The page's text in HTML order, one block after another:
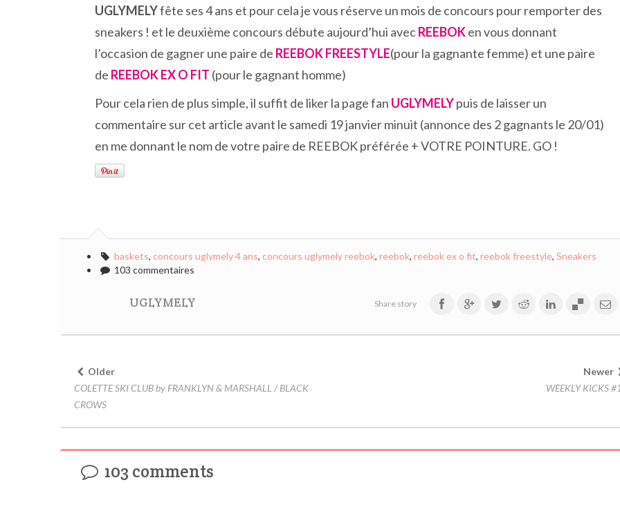
UGLYMELYfête ses 4 ans et pour cela je vous réserve un mois de concours pour remporter des
sneakers ! et le deuxième concours débute aujourd’hui avecREEBOKen vous donnant
l’occasion de gagner une paire de REEBOK FREESTYLE(pour la gagnante femme) et une paire
de REEBOK EX O FIT (pour le gagnant homme)
Pour cela rien de plus simple, il suffit de liker la page fan UGLYMELYpuis de laisser un
commentaire sur cet article avant le samedi 19 janvier minuit (annonce des 2 gagnants le 20/01)
en me donnant le nom de votre paire de REEBOK préférée + VOTRE POINTURE. GO !
baskets, concours uglymely 4 ans, concours uglymely reebok, reebok, reebok ex o fit, reebok freestyle, Sneakers
103 commentaires
UGLYMELY Share story
Older
COLETTE SKI CLUB by FRANKLYN & MARSHALL / BLACK
CROWS
Newer
WEEKLY KICKS
103 comments